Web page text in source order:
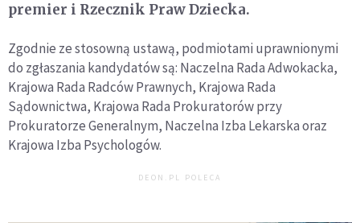
premier i Rzecznik Praw Dziecka.
Zgodnie ze stosowną ustawą, podmiotami uprawnionymi
do zgłaszania kandydatów są: Naczelna Rada Adwokacka,
Krajowa Rada Radców Prawnych, Krajowa Rada
Sądownictwa, Krajowa Rada Prokuratorów przy
Prokuratorze Generalnym, Naczelna Izba Lekarska oraz
Krajowa Izba Psychologów.
DEON.PL POLECA